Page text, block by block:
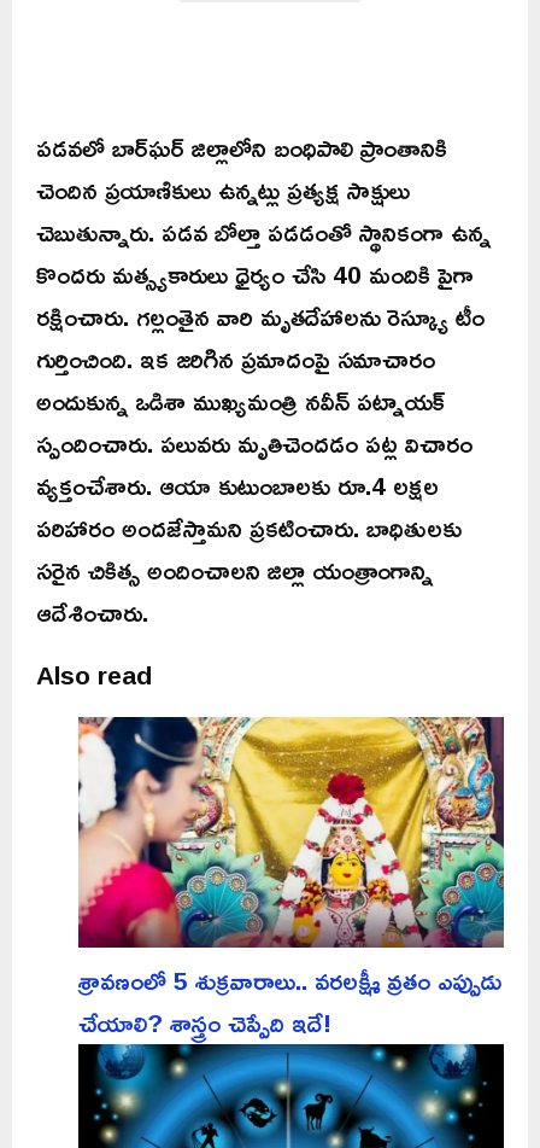
పడవలో బార్‌ఘర్ జిల్లాలోని బంధిపాలి ప్రాంతానికి
చెందిన ప్రయాణికులు ఉన్నట్లు ప్రత్యక్ష సాక్షులు
చెబుతున్నారు. పడవ బోల్తా పడడంతో స్థానికంగా ఉన్న
కొందరు మత్స్యకారులు ధైర్యం చేసి 40 మందికి పైగా
రక్షించారు. గల్లంతైన వారి మృతదేహాలను రెస్క్యూ టీం
గుర్తించింది. ఇక జరిగిన ప్రమాదంపై సమాచారం
అందుకున్న ఒడిశా ముఖ్యమంత్రి నవీన్‌ పట్నాయక్‌
స్పందించారు. పలువరు మృతిచెందడం పట్ల విచారం
వ్యక్తంచేశారు. ఆయా కుటుంబాలకు రూ.4 లక్షల
పరిహారం అందజేస్తామని ప్రకటించారు. బాధితులకు
సరైన చికిత్స అందించాలని జిల్లా యంత్రాంగాన్ని
ఆదేశించారు.
Also read
శ్రావణంలో 5 శుక్రవారాలు.. వరలక్ష్మీ వ్రతం ఎప్పుడు
చేయాలి? శాస్త్రం చెప్పేది ఇదే!